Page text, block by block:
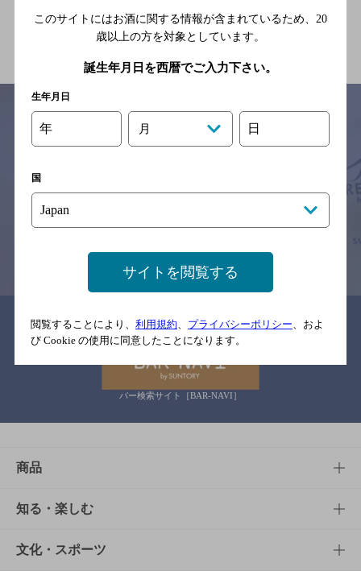
関連ページ
※それぞれのお店のメニューや営業時間などの掲載情報については、
予告なしに変更されることがありますので、
念のためお店にご確認の上ご来店くださいますようお願い申し上げま
情報提供：ぐるなび
関連リンク
バー検索サイト［BAR-NAVI］
商品
商品TOP
商品一覧
知る・楽しむ
知る・楽しむTOP
文化・スポーツ
このサイトにはお酒に関する情報が含まれているため、 20
歳以上の方を対象としています。
誕生年月日を西暦でご入力下さい。
生年月日
年 月 日
国
サイトを閲覧する
閲覧することにより、 利用規約、 プライバシーポリシー、およ
び Cookie の使用に同意したことになります。